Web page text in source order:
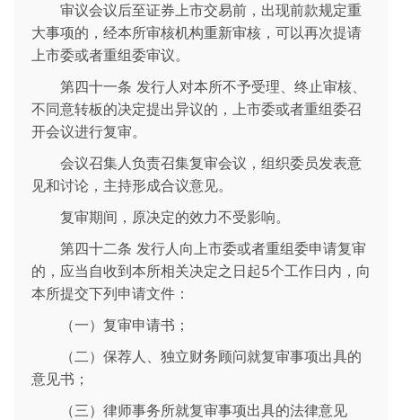
审议会议后至证券上市交易前，出现前款规定重
大事项的，经本所审核机构重新审核，可以再次提请
上市委或者重组委审议。
第四十一条 发行人对本所不予受理、终止审核、
不同意转板的决定提出异议的，上市委或者重组委召
开会议进行复审。
会议召集人负责召集复审会议，组织委员发表意
见和讨论，主持形成合议意见。
复审期间，原决定的效力不受影响。
第四十二条 发行人向上市委或者重组委申请复审
的，应当自收到本所相关决定之日起5个工作日内，向
本所提交下列申请文件：
（一）复审申请书；
（二）保荐人、独立财务顾问就复审事项出具的
意见书；
（三）律师事务所就复审事项出具的法律意见